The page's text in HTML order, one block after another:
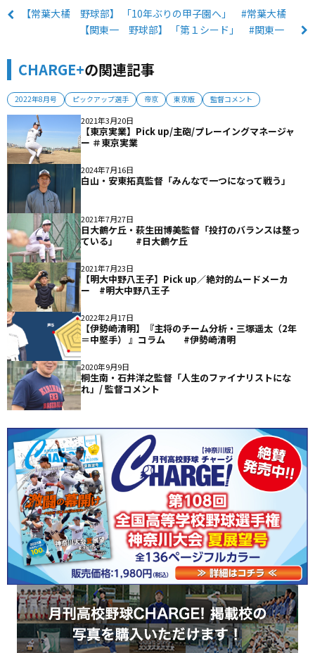
【常葉大橘 野球部】 「10年ぶりの甲子園へ」 #常葉大橘
【関東一 野球部】 「第１シード」 #関東一
CHARGE+の関連記事
2022年8月号 ピックアップ選手 帝京 東京版 監督コメント
2021年3月20日
【東京実業】Pick up/主砲/プレーイングマネージャ
ー ＃東京実業
2024年7月16日
白山・安東拓真監督「みんなで一つになって戦う」
2021年7月27日
日大鶴ケ丘・萩生田博美監督「投打のバランスは整っ
ている」 #日大鶴ケ丘
2021年7月23日
【明大中野八王子】Pick up／絶対的ムードメーカ
ー #明大中野八王子
2022年2月17日
【伊勢崎清明】『主将のチーム分析・三塚遥太（2年
＝中堅手） 』コラム #伊勢崎清明
2020年9月9日
桐生南・石井洋之監督「人生のファイナリストにな
れ」/ 監督コメント